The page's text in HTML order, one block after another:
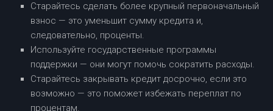
Старайтесь сделать более крупный первоначальный
взнос — это уменьшит сумму кредита и,
следовательно, проценты.
Используйте государственные программы
поддержки — они могут помочь сократить расходы.
Старайтесь закрывать кредит досрочно, если это
возможно — это поможет избежать переплат по
процентам.